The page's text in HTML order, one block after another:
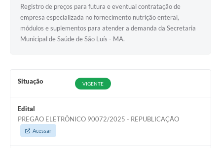
Registro de preços para futura e eventual contratação de
empresa especializada no fornecimento nutrição enteral,
módulos e suplementos para atender a demanda da Secretaria
Municipal de Saúde de São Luís - MA.
Situação VIGENTE
Edital
PREGÃO ELETRÔNICO 90072/2025 - REPUBLICAÇÃO
Acessar